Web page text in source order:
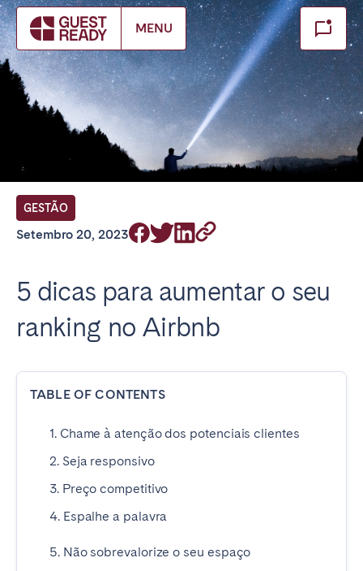
MENU
Make booking
GESTÃO
Setembro 20, 2023
5 dicas para aumentar o seu
ranking no Airbnb
TABLE OF CONTENTS
1. Chame à atenção dos potenciais clientes
2. Seja responsivo
3. Preço competitivo
4. Espalhe a palavra
5. Não sobrevalorize o seu espaço
Fechar
Encontre a sua localização
PT There appear to be no locations available for your
selected service and language. Please switch to English